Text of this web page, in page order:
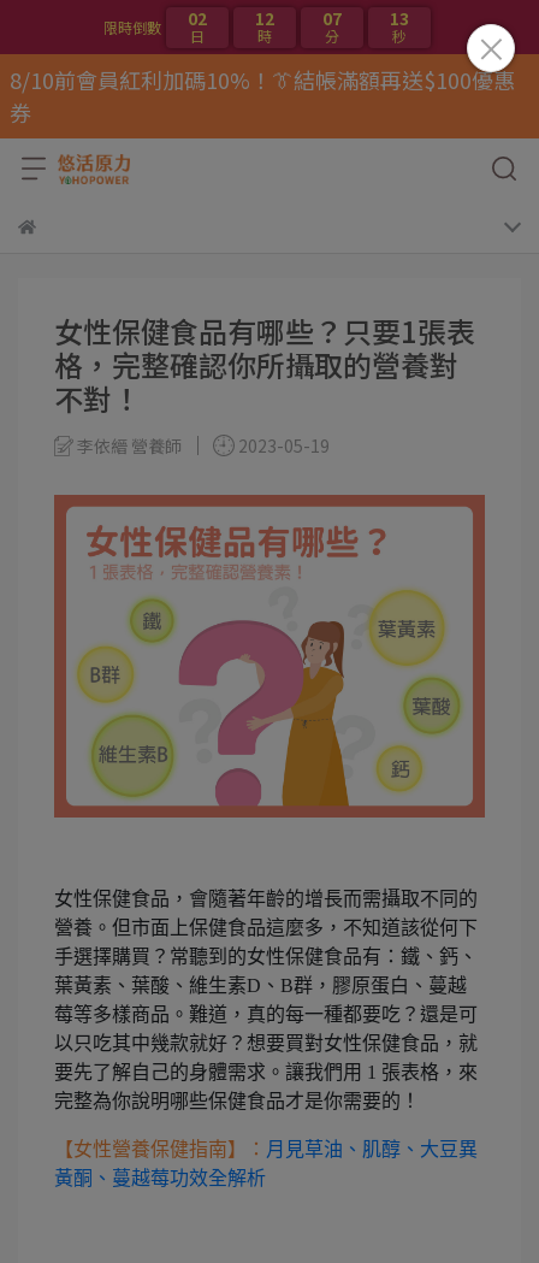
限時倒數 02
日
12
時
07
分
12
秒
8/10前會員紅利加碼10%！👔結帳滿額再送$100優惠
券
女性保健食品有哪些？只要1張表
格，完整確認你所攝取的營養對
不對！
李依縉 營養師 2023-05-19
女性保健食品，會隨著年齡的增長而需攝取不同的
營養。但市面上保健食品這麼多，不知道該從何下
手選擇購買？常聽到的女性保健食品有：鐵、鈣、
葉黃素、葉酸、維生素D、B群，膠原蛋白、蔓越
莓等多樣商品。難道，真的每一種都要吃？還是可
以只吃其中幾款就好？想要買對女性保健食品，就
要先了解自己的身體需求。讓我們用 1 張表格，來
完整為你說明哪些保健食品才是你需要的！
【女性營養保健指南】： 月見草油、肌醇、大豆異
黃酮、蔓越莓功效全解析